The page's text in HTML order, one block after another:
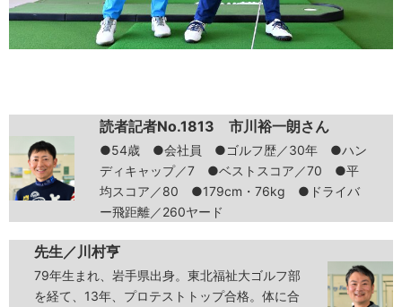
読者記者No.1813 市川裕一朗さん
●54歳 ●会社員 ●ゴルフ歴／30年 ●ハン
ディキャップ／7 ●ベストスコア／70 ●平
均スコア／80 ●179cm・76kg ●ドライバ
ー飛距離／260ヤード
先生／川村亨
79年生まれ、岩手県出身。東北福祉大ゴルフ部
を経て、13年、プロテストトップ合格。体に合